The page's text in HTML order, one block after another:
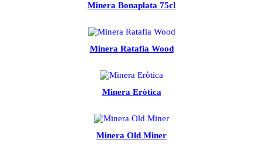
Minera Bonaplata 75cl
Minera Ratafia Wood
Minera Eròtica
Minera Old Miner